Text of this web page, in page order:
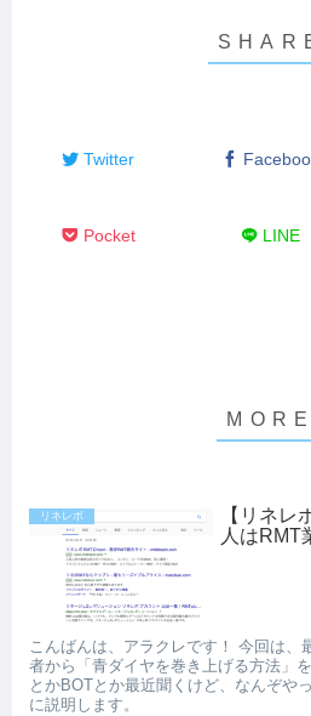
Twitter
Pocket LINE
リネレボ
【リネレ
人はRMT
こんばんは、アラクレです！ 今回は、
者から「青ダイヤを巻き上げる方法」
とかBOTとか最近聞くけど、なんぞや
に説明します。